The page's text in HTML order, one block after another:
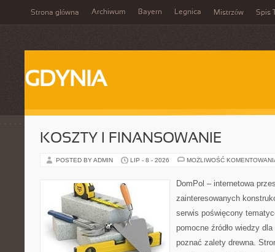
Strona główna Archiwum Bayern Legnica Mistrzów Spis
GDYNIA
KOSZTY I FINANSOWANIE
POSTED BY ADMIN LIP - 8 - 2026 MOŻLIWOŚĆ
DomPol – internetowa
zainteresowanych
serwis poświęcony
pomocne źródło wiedzy
poznać zalety drewna.